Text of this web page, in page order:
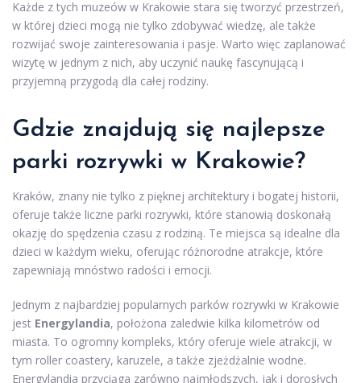
Każde z tych muzeów w Krakowie stara się tworzyć przestrzeń,
w której dzieci mogą nie tylko zdobywać wiedzę, ale także
rozwijać swoje zainteresowania i pasje. Warto więc zaplanować
wizytę w jednym z nich, aby uczynić naukę fascynującą i
przyjemną przygodą dla całej rodziny.
Gdzie znajdują się najlepsze
parki rozrywki w Krakowie?
Kraków, znany nie tylko z pięknej architektury i bogatej historii,
oferuje także liczne parki rozrywki, które stanowią doskonałą
okazję do spędzenia czasu z rodziną. Te miejsca są idealne dla
dzieci w każdym wieku, oferując różnorodne atrakcje, które
zapewniają mnóstwo radości i emocji.
Jednym z najbardziej popularnych parków rozrywki w Krakowie
jest Energylandia, położona zaledwie kilka kilometrów od
miasta. To ogromny kompleks, który oferuje wiele atrakcji, w
tym roller coastery, karuzele, a także zjeżdżalnie wodne.
Energylandia przyciąga zarówno najmłodszych, jak i dorosłych